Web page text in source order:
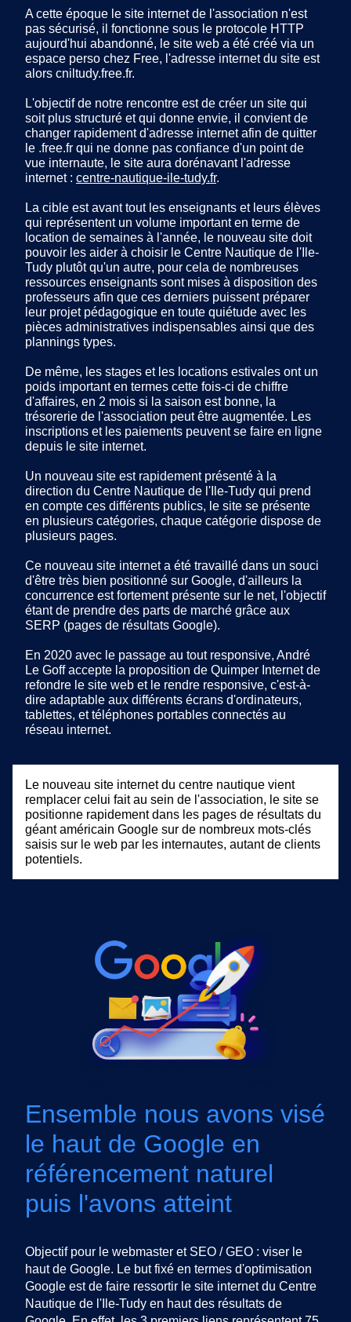
A cette époque le site internet de l'association n'est
pas sécurisé, il fonctionne sous le protocole HTTP
aujourd'hui abandonné, le site web a été créé via un
espace perso chez Free, l'adresse internet du site est
alors cniltudy.free.fr.
L'objectif de notre rencontre est de créer un site qui
soit plus structuré et qui donne envie, il convient de
changer rapidement d'adresse internet afin de quitter
le .free.fr qui ne donne pas confiance d'un point de
vue internaute, le site aura dorénavant l'adresse
internet : centre-nautique-ile-tudy.fr.
La cible est avant tout les enseignants et leurs élèves
qui représentent un volume important en terme de
location de semaines à l'année, le nouveau site doit
pouvoir les aider à choisir le Centre Nautique de l'Ile-
Tudy plutôt qu'un autre, pour cela de nombreuses
ressources enseignants sont mises à disposition des
professeurs afin que ces derniers puissent préparer
leur projet pédagogique en toute quiétude avec les
pièces administratives indispensables ainsi que des
plannings types.
De même, les stages et les locations estivales ont un
poids important en termes cette fois-ci de chiffre
d'affaires, en 2 mois si la saison est bonne, la
trésorerie de l'association peut être augmentée. Les
inscriptions et les paiements peuvent se faire en ligne
depuis le site internet.
Un nouveau site est rapidement présenté à la
direction du Centre Nautique de l'Ile-Tudy qui prend
en compte ces différents publics, le site se présente
en plusieurs catégories, chaque catégorie dispose de
plusieurs pages.
Ce nouveau site internet a été travaillé dans un souci
d'être très bien positionné sur Google, d'ailleurs la
concurrence est fortement présente sur le net, l'objectif
étant de prendre des parts de marché grâce aux
SERP (pages de résultats Google).
En 2020 avec le passage au tout responsive, André
Le Goff accepte la proposition de Quimper Internet de
refondre le site web et le rendre responsive, c'est-à-
dire adaptable aux différents écrans d'ordinateurs,
tablettes, et téléphones portables connectés au
réseau internet.
Le nouveau site internet du centre nautique vient
remplacer celui fait au sein de l'association, le site se
positionne rapidement dans les pages de résultats du
géant américain Google sur de nombreux mots-clés
saisis sur le web par les internautes, autant de clients
potentiels.
Ensemble nous avons visé
le haut de Google en
référencement naturel
puis l'avons atteint
Objectif pour le webmaster et SEO / GEO : viser le
haut de Google. Le but fixé en termes d'optimisation
Google est de faire ressortir le site internet du Centre
Nautique de l'Ile-Tudy en haut des résultats de